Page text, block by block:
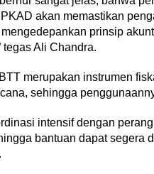
akan memastikan
prinsip
tegas Ali Chandra.
merupakan instrumen
sehingga
intensif dengan
bantuan dapat segera